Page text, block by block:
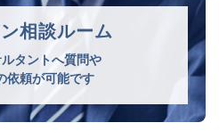
相談ルーム
タントへ質問や
依頼が可能です